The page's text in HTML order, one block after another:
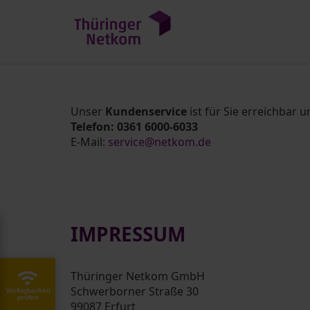
Verfügbarkeit
prüfen
Unser Kundenservice ist für Sie erreichbar
Telefon: 0361 6000-6033
E-Mail: service@netkom.de
IMPRESSUM
Thüringer Netkom GmbH
Schwerborner Straße 30
99087 Erfurt